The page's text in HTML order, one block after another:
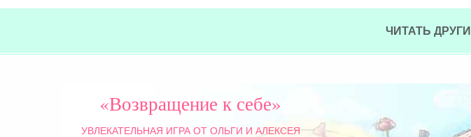
ЧИТАТЬ
«Возвращение к себе»
УВЛЕКАТЕЛЬНАЯ ИГРАОТ ОЛЬГИ И АЛЕКСЕЯ